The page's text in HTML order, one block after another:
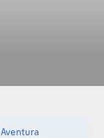
Aventura